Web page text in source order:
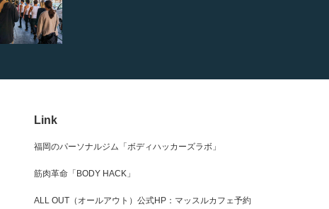
Link
福岡のパーソナルジム「ボディハッカーズラボ」
筋肉革命「BODY HACK」
ALL OUT（オールアウト）公式HP：マッスルカフェ予約